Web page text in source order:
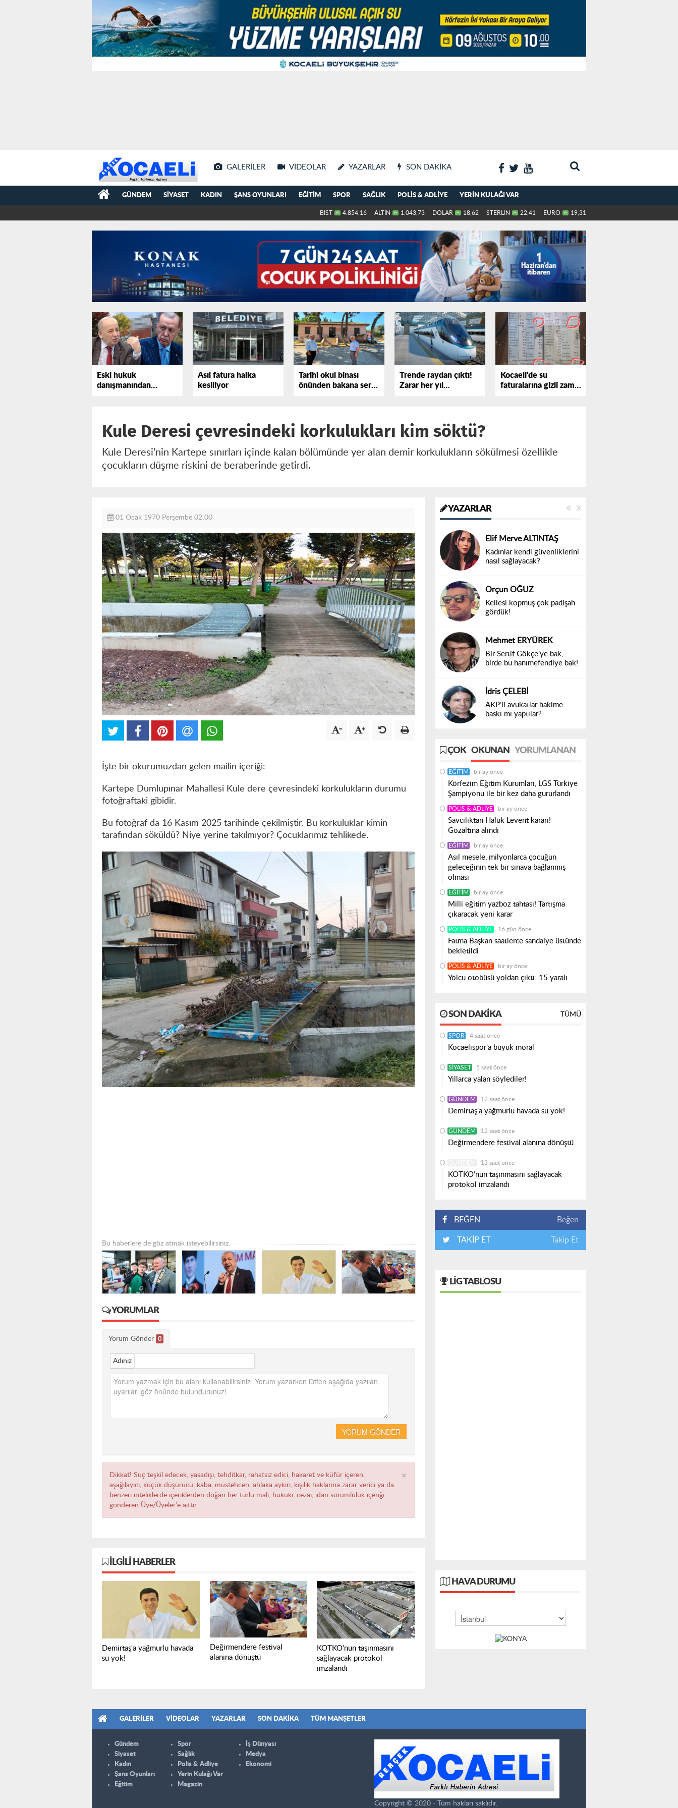
GALERILER VIDEOLAR YAZARLAR SON DAKIKA
GÜNDEM SIYASET KADIN ŞANS OYUNLARI EĞITIM SPOR SAĞLIK POLIS & ADLIYE YERIN KULAĞI VAR
BİST 4.854,16 ALTIN 1.043,73 DOLAR 18,62 STERLİN 22,41 EURO 19,31
Eski hukuk
danışmanından
Erdoğan'a bir uyarı
Asıl fatura halka
kesiliyor
Tarihi okul binası
önünden bakana sert
tepki gösterdi!
Trende raydan çıktı!
Zarar her yıl
katlanıyor
Kocaeli’de su
faturalarına gizli zam
iddiası
Kule Deresi çevresindeki korkulukları kim söktü?
Kule Deresi’nin Kartepe sınırları içinde kalan bölümünde yer alan demir korkulukların sökülmesi özellikle
çocukların düşme riskini de beraberinde getirdi.
01 Ocak 1970 Perşembe 02:00
İşte bir okurumuzdan gelen mailin içeriği:
Kartepe Dumlupınar Mahallesi Kule dere çevresindeki korkulukların durumu
fotoğraftaki gibidir.
Bu fotoğraf da 16 Kasım 2025 tarihinde çekilmiştir. Bu korkuluklar kimin
tarafından söküldü? Niye yerine takılmıyor? Çocuklarımız tehlikede.
Bu haberlere de göz atmak isteyebilirsiniz.
YORUMLAR
Yorum Gönder 0
Adınız
YORUM GÖNDER
×
Dikkat! Suç teşkil edecek, yasadışı, tehditkar, rahatsız edici, hakaret ve küfür içeren,
aşağılayıcı, küçük düşürücü, kaba, müstehcen, ahlaka aykırı, kişilik haklarına zarar verici ya da
benzeri niteliklerde içeriklerden doğan her türlü mali, hukuki, cezai, idari sorumluluk içeriği
gönderen Üye/Üyeler’e aittir.
İLGILI HABERLER
Demirtaş'a yağmurlu havada
su yok!
Değirmendere festival
alanına dönüştü
KOTKO’nun taşınmasını
sağlayacak protokol
imzalandı
YAZARLAR
Elif Merve ALTINTAŞ
Kadınlar kendi güvenliklerini
nasıl sağlayacak?
Orçun OĞUZ
Kellesi kopmuş çok padişah
gördük!
Mehmet ERYÜREK
Bir Sertif Gökçe’ye bak,
birde bu hanımefendiye bak!
İdris ÇELEBİ
AKP’li avukatlar hakime
baskı mı yaptılar?
ÇOK OKUNAN YORUMLANAN
EĞITIM bir ay önce
Körfezim Eğitim Kurumları, LGS Türkiye
Şampiyonu ile bir kez daha gururlandı
POLIS & ADLIYE bir ay önce
Savcılıktan Haluk Levent kararı!
Gözaltına alındı
EĞITIM bir ay önce
Asıl mesele, milyonlarca çocuğun
geleceğinin tek bir sınava bağlanmış
olması
EĞITIM bir ay önce
Milli eğitim yazboz tahtası! Tartışma
çıkaracak yeni karar
POLIS & ADLIYE 16 gün önce
Fatma Başkan saatlerce sandalye üstünde
bekletildi
POLIS & ADLIYE bir ay önce
Yolcu otobüsü yoldan çıktı: 15 yaralı
SON DAKIKA TÜMÜ
SPOR 4 saat önce
Kocaelispor'a büyük moral
SIYASET 5 saat önce
Yıllarca yalan söylediler!
GÜNDEM 12 saat önce
Demirtaş'a yağmurlu havada su yok!
GÜNDEM 12 saat önce
Değirmendere festival alanına dönüştü
13 saat önce
KOTKO’nun taşınmasını sağlayacak
protokol imzalandı
BEĞEN Beğen
TAKİP ET Takip Et
LIG TABLOSU
HAVA DURUMU
GALERILER VIDEOLAR YAZARLAR SON DAKIKA TÜM MANŞETLER
Gündem
Siyaset
Kadın
Şans Oyunları
Eğitim
Spor
Sağlık
Polis & Adliye
Yerin Kulağı Var
Magazin
İş Dünyası
Medya
Ekonomi
Copyright © 2020 - Tüm hakları saklıdır.